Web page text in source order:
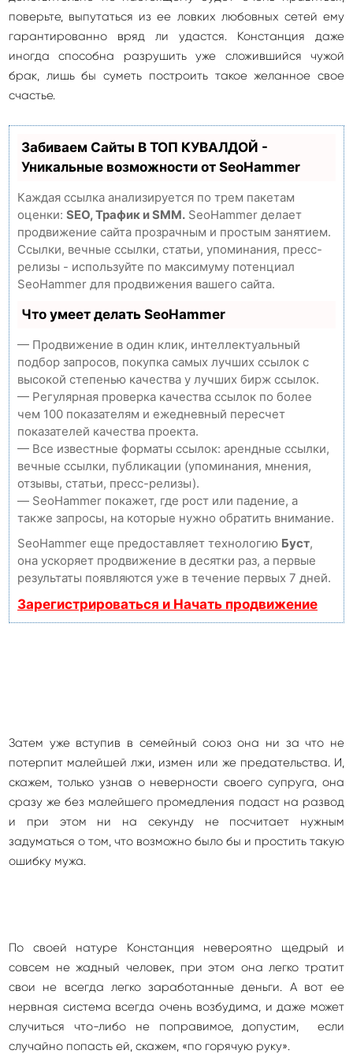
поверьте, выпутаться из ее ловких любовных сетей ему
гарантированно вряд ли удастся. Констанция даже
иногда способна разрушить уже сложившийся чужой
брак, лишь бы суметь построить такое желанное свое
счастье.
Забиваем Сайты В ТОП КУВАЛДОЙ -
Уникальные возможности от SeoHammer
Каждая ссылка анализируется по трем пакетам
оценки: SEO, Трафик и SMM. SeoHammer делает
продвижение сайта прозрачным и простым занятием.
Ссылки, вечные ссылки, статьи, упоминания, пресс-
релизы - используйте по максимуму потенциал
SeoHammer для продвижения вашего сайта.
Что умеет делать SeoHammer
— Продвижение в один клик, интеллектуальный
подбор запросов, покупка самых лучших ссылок с
высокой степенью качества у лучших бирж ссылок.
— Регулярная проверка качества ссылок по более
чем 100 показателям и ежедневный пересчет
показателей качества проекта.
— Все известные форматы ссылок: арендные ссылки,
вечные ссылки, публикации (упоминания, мнения,
отзывы, статьи, пресс-релизы).
— SeoHammer покажет, где рост или падение, а
также запросы, на которые нужно обратить внимание.
SeoHammer еще предоставляет технологию Буст,
она ускоряет продвижение в десятки раз, а первые
результаты появляются уже в течение первых 7 дней.
Зарегистрироваться и Начать продвижение
Затем уже вступив в семейный союз она ни за что не
потерпит малейшей лжи, измен или же предательства. И,
скажем, только узнав о неверности своего супруга, она
сразу же без малейшего промедления подаст на развод
и при этом ни на секунду не посчитает нужным
задуматься о том, что возможно было бы и простить такую
ошибку мужа.
По своей натуре Констанция невероятно щедрый и
совсем не жадный человек, при этом она легко тратит
свои не всегда легко заработанные деньги. А вот ее
нервная система всегда очень возбудима, и даже может
случиться что-либо не поправимое, допустим, если
случайно попасть ей, скажем, «по горячую руку».